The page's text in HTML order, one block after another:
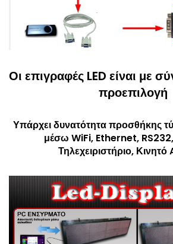
Οι επιγραφές LED είναι με
προεπιλογή
Υπάρχει δυνατότητα προσθήκης
μέσω WiFi, Ethernet,
Τηλεχειριστήριο,